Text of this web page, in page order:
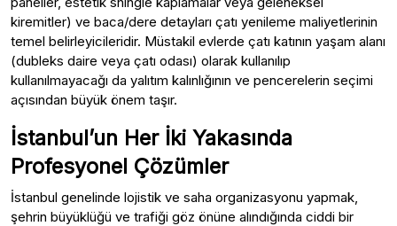
kiremitler) ve baca/dere detayları çatı yenileme maliyetlerinin
temel belirleyicileridir. Müstakil evlerde çatı katının yaşam alanı
(dubleks daire veya çatı odası) olarak kullanılıp
kullanılmayacağı da yalıtım kalınlığının ve pencerelerin seçimi
açısından büyük önem taşır.
İstanbul’un Her İki Yakasında
Profesyonel Çözümler
İstanbul genelinde lojistik ve saha organizasyonu yapmak,
şehrin büyüklüğü ve trafiği göz önüne alındığında ciddi bir